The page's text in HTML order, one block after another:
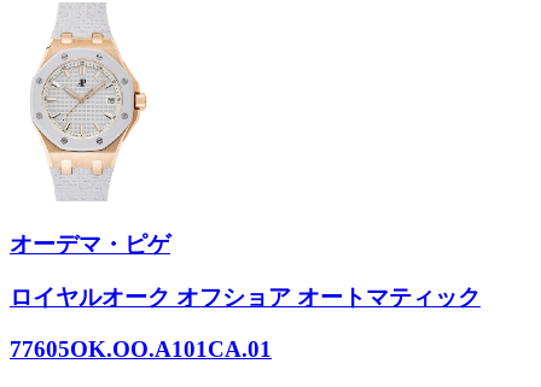
オーデマ・ピゲ
ロイヤルオーク オフショア オートマティック
77605OK.OO.A101CA.01